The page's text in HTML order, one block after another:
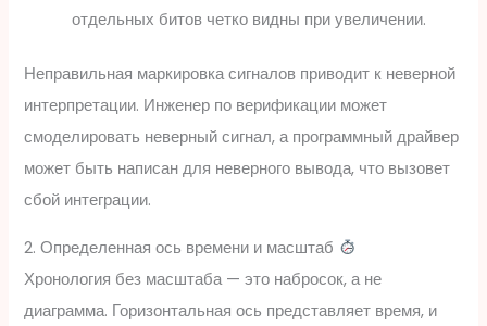
отдельных битов четко видны при увеличении.
Неправильная маркировка сигналов приводит к неверной
интерпретации. Инженер по верификации может
смоделировать неверный сигнал, а программный драйвер
может быть написан для неверного вывода, что вызовет
сбой интеграции.
2. Определенная ось времени и масштаб
Хронология без масштаба — это набросок, а не
диаграмма. Горизонтальная ось представляет время, и